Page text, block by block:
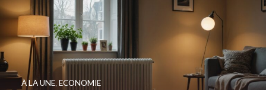
À LA UNE, ECONOMIE